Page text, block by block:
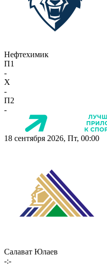
Нефтехимик
П1
-
X
-
П2
-
18 сентября 2026, Пт, 00:00
Салават Юлаев
-:-